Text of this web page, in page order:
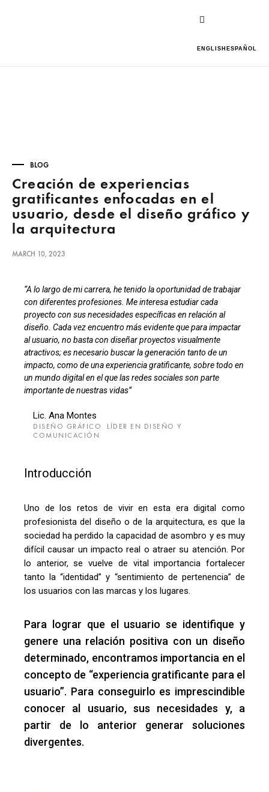
ENGLISH ESPAÑOL
BLOG
Creación de experiencias
gratificantes enfocadas en el
usuario, desde el diseño gráfico y
la arquitectura
MARCH 10, 2023
“A lo largo de mi carrera, he tenido la oportunidad de trabajar
con diferentes profesiones. Me interesa estudiar cada
proyecto con sus necesidades específicas en relación al
diseño. Cada vez encuentro más evidente que para impactar
al usuario, no basta con diseñar proyectos visualmente
atractivos; es necesario buscar la generación tanto de un
impacto, como de una experiencia gratificante, sobre todo en
un mundo digital en el que las redes sociales son parte
importante de nuestras vidas”
Lic. Ana Montes
DISEÑO GRÁFICO. LÍDER EN DISEÑO Y
COMUNICACIÓN
Introducción
Uno de los retos de vivir en esta era digital como
profesionista del diseño o de la arquitectura, es que la
sociedad ha perdido la capacidad de asombro y es muy
difícil causar un impacto real o atraer su atención. Por
lo anterior, se vuelve de vital importancia fortalecer
tanto la “identidad” y “sentimiento de pertenencia” de
los usuarios con las marcas y los lugares.
Para lograr que el usuario se identifique y
genere una relación positiva con un diseño
determinado, encontramos importancia en el
concepto de “experiencia gratificante para el
usuario”. Para conseguirlo es imprescindible
conocer al usuario, sus necesidades y, a
partir de lo anterior generar soluciones
divergentes.